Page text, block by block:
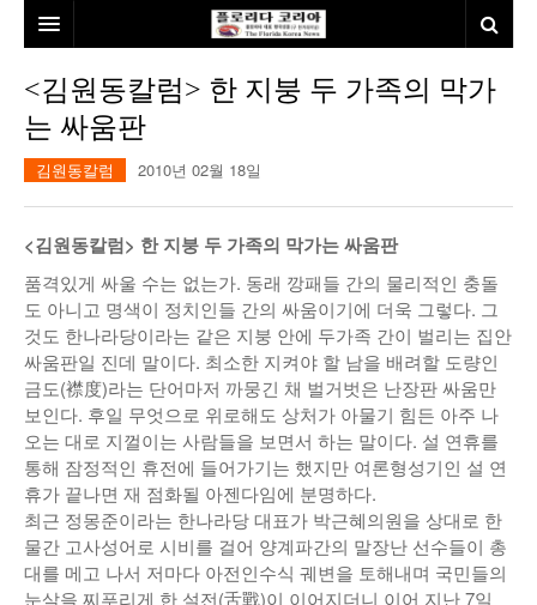
본사소개
뉴스
김명열칼럼
이명덕칼럼
김선옥칼럼
김원동칼럼
본보특집
100인선/독자광장
100인선
독자광장
여행
인근여행지
놀이공원
낚시/비치
인터뷰/탐방
<김원동칼럼> 한 지붕 두 가족의 막가
는 싸움판
김원동칼럼 2010년 02월 18일
<김원동칼럼> 한 지붕 두 가족의 막가는 싸움판
품격있게 싸울 수는 없는가. 동래 깡패들 간의 물리적인 충돌
도 아니고 명색이 정치인들 간의 싸움이기에 더욱 그렇다. 그
것도 한나라당이라는 같은 지붕 안에 두가족 간이 벌리는 집안
싸움판일 진데 말이다. 최소한 지켜야 할 남을 배려할 도량인
금도(襟度)라는 단어마저 까뭉긴 채 벌거벗은 난장판 싸움만
보인다. 후일 무엇으로 위로해도 상처가 아물기 힘든 아주 나
오는 대로 지껄이는 사람들을 보면서 하는 말이다. 설 연휴를
통해 잠정적인 휴전에 들어가기는 했지만 여론형성기인 설 연
휴가 끝나면 재 점화될 아젠다임에 분명하다.
최근 정몽준이라는 한나라당 대표가 박근혜의원을 상대로 한
물간 고사성어로 시비를 걸어 양계파간의 말장난 선수들이 총
대를 메고 나서 저마다 아전인수식 궤변을 토해내며 국민들의
눈살을 찌푸리게 한 설전(舌戰)이 이어지더니 이어 지난 7일